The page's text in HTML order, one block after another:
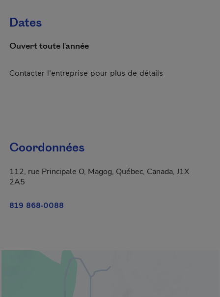
Dates
Ouvert toute l'année
Contacter l'entreprise pour plus de détails
Coordonnées
112, rue Principale O, Magog, Québec, Canada, J1X
2A5
819 868-0088